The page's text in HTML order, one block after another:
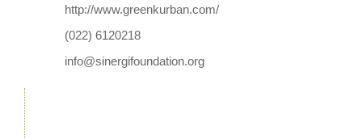
http://www.greenkurban.com/
(022) 6120218
info@sinergifoundation.org